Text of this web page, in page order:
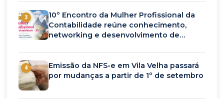
3
10º Encontro da Mulher Profissional da
Contabilidade reúne conhecimento,
networking e desenvolvimento de
4
Emissão da NFS-e em Vila Velha passará
por mudanças a partir de 1º de setembro